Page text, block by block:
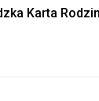
Karta